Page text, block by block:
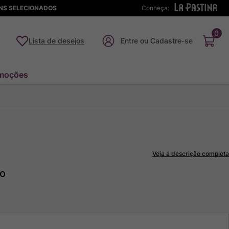
Conheça:
SELECIONADOS
Lista de desejos
0
Veja a descrição completa